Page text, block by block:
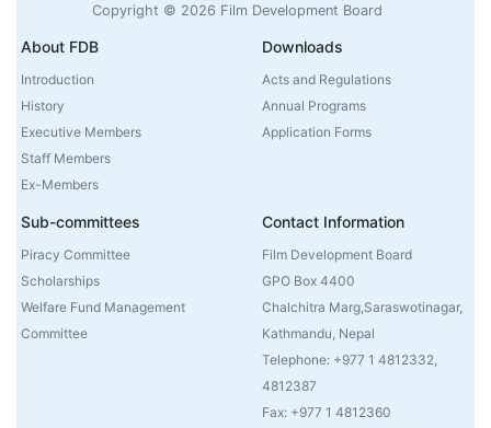
Copyright © 2026 Film Development Board
About FDB
Introduction
History
Executive Members
Staff Members
Ex-Members
Downloads
Acts and Regulations
Annual Programs
Application Forms
Sub-committees
Piracy Committee
Scholarships
Welfare Fund Management
Committee
Contact Information
Film Development Board
GPO Box 4400
Chalchitra Marg,Saraswotinagar,
Kathmandu, Nepal
Telephone: +977 1 4812332,
4812387
Fax: +977 1 4812360